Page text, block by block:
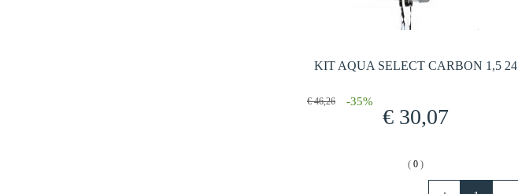
KIT AQUA SELECT CARBON 1,5 24
€ 46,26 -35%
€ 30,07
(0)